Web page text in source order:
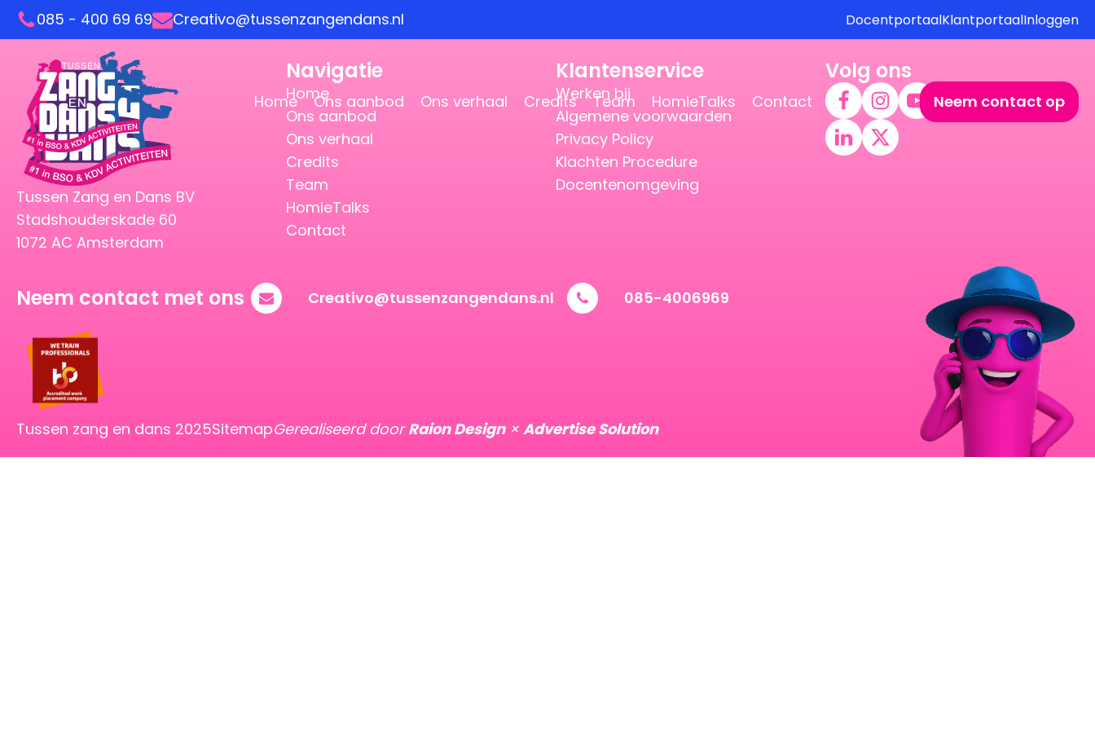
085 - 400 69 69 Creativo@tussenzangendans.nl DocentportaalKlantportaalInloggen
Home Ons aanbod Ons verhaal Credits Team HomieTalks Contact Neem contact op
Tussen Zang en Dans BV
Stadshouderskade 60
1072 AC Amsterdam
Navigatie
Home
Ons aanbod
Ons verhaal
Credits
Team
HomieTalks
Contact
Klantenservice
Werken bij
Algemene voorwaarden
Privacy Policy
Klachten Procedure
Docentenomgeving
Volg ons
Neem contact met ons Creativo@tussenzangendans.nl 085-4006969
Tussen zang en dans 2025SitemapGerealiseerd doorRaion Design× Advertise Solution